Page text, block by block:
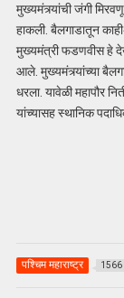
मुख्यमंत्र्यांची जंगी
हाकली. बैलगाडातून
मुख्यमंत्री फडणवीस हे
आले. मुख्यमंत्र्यांच्या
धरला. यावेळी महापौर
यांच्यासह स्थानिक
पश्चिम महाराष्ट्र 1566